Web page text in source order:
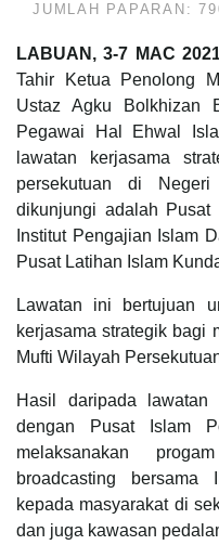
JUMLAH PAPARAN:
LABUAN, 3-7 MAC
Tahir Ketua Penolong
Ustaz Agku Bolkhizan
Pegawai Hal Ehwal
lawatan kerjasama
persekutuan di
dikunjungi adalah Pusat
Institut Pengajian Islam
Pusat Latihan Islam
Lawatan ini bertujuan
kerjasama strategik bagi
Mufti Wilayah
Hasil daripada
dengan Pusat Islam
melaksanakan
broadcasting
kepada masyarakat di
dan juga kawasan